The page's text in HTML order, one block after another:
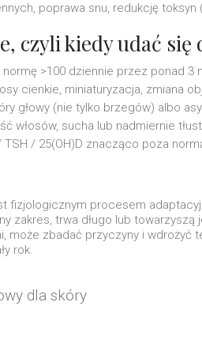
poprawa snu, redukcję
czyli kiedy udać
>100 dziennie przez ponad 3
cienkie, miniaturyzacja, zmiana
głowy (nie tylko brzegów) albo
włosów, sucha lub nadmiernie
/ 25(OH)D znacząco poza
fizjologicznym procesem
zakres, trwa długo lub
może zbadać przyczyny i
rok.
dla skóry